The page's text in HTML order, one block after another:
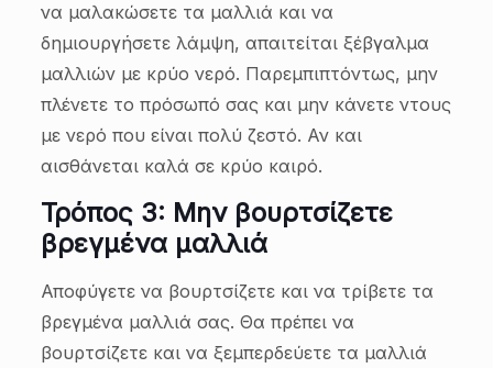
να μαλακώσετε τα μαλλιά και να
δημιουργήσετε λάμψη, απαιτείται ξέβγαλμα
μαλλιών με κρύο νερό. Παρεμπιπτόντως, μην
πλένετε το πρόσωπό σας και μην κάνετε ντους
με νερό που είναι πολύ ζεστό. Αν και
αισθάνεται καλά σε κρύο καιρό.
Τρόπος 3: Μην βουρτσίζετε
βρεγμένα μαλλιά
Αποφύγετε να βουρτσίζετε και να τρίβετε τα
βρεγμένα μαλλιά σας. Θα πρέπει να
βουρτσίζετε και να ξεμπερδεύετε τα μαλλιά